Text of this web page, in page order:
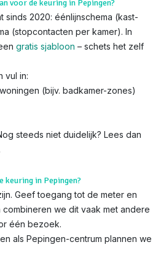
voor de keuring in Pepingen?
sinds 2020: éénlijnschema (kast-
(stopcontacten per kamer). In
gratis sjabloon – schets het zelf
vul in:
(bijv. badkamer-zones)
steeds niet duidelijk? Lees dan
keuring in Pepingen?
Geef toegang tot de meter en
we dit vaak met andere
één bezoek.
als Pepingen-centrum plannen we